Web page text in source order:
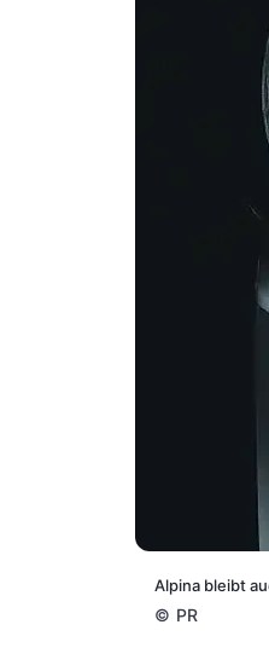
Alpina bleibt
© PR